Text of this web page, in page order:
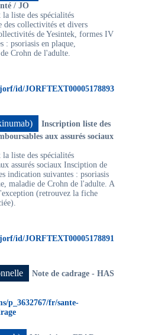
/ JO
liste des spécialités
des collectivités et divers
de Yesintek, formes IV
: psoriasis en plaque,
Crohn de l'adulte.
id/JORFTEXT00005178893
Inscription liste des
aux assurés sociaux
liste des spécialités
assurés sociaux Insciption de
indication suivantes : psoriasis
maladie de Crohn de l'adulte. A
(retrouvez la fiche
id/JORFTEXT00005178891
Note de cadrage - HAS
p_3632767/fr/sante-